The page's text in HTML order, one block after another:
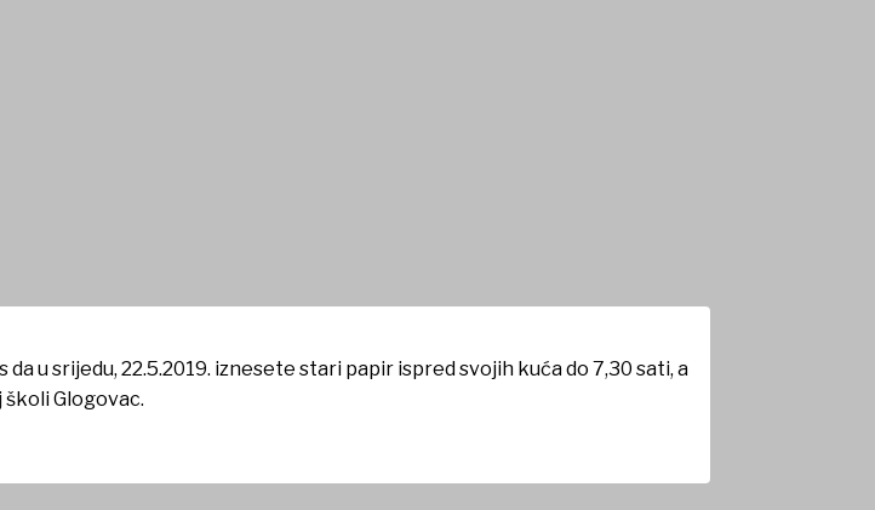
u srijedu, 22.5.2019. iznesete stari papir ispred svojih kuća do 7,30 sati, a
Glogovac.